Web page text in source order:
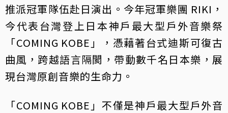
推派冠軍隊伍赴日演出。今年冠軍樂團 RIKI，
今代表台灣登上日本神戶最大型戶外音樂祭
「COMING KOBE」，憑藉著台式迪斯可復古
曲風，跨越語言隔閡，帶動數千名日本樂，展
現台灣原創音樂的生命力。
「COMING KOBE」不僅是神戶最大型戶外音